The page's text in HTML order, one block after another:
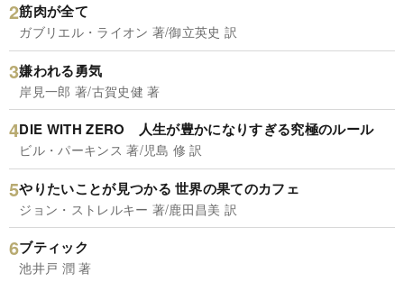
筋肉が全て
ガブリエル・ライオン 著/御立英史 訳
嫌われる勇気
岸見一郎 著/古賀史健 著
DIE WITH ZERO 人生が豊かになりすぎる究極のルール
ビル・パーキンス 著/児島 修 訳
やりたいことが見つかる 世界の果てのカフェ
ジョン・ストレルキー 著/鹿田昌美 訳
ブティック
池井戸 潤 著